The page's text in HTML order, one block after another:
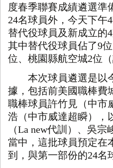
度春季聯賽成績遴選準
24名球員外，今天下午4
替代役球員及新成立的4
其中替代役球員佔了9
位、桃園縣航空城2位
本次球員遴選是以今
據，包括前美國職棒費
職棒球員許竹見（中市
浩（中市威達超瞬），
（La new代訓）、吳宗
當中，這批球員預定在
到，與第一部份的24名